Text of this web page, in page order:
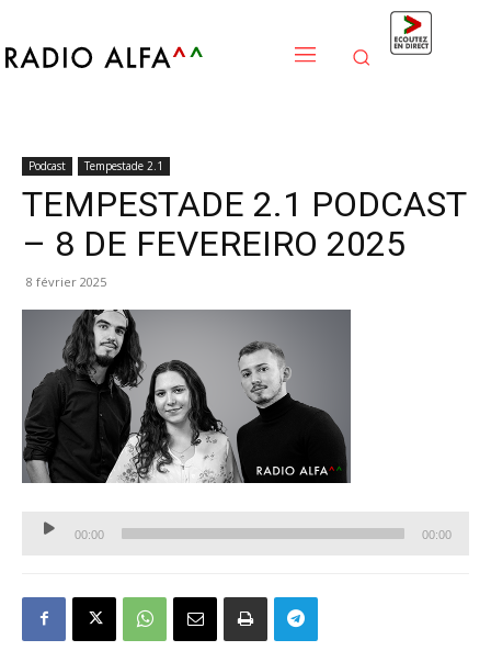
Podcast Tempestade 2.1
TEMPESTADE 2.1 PODCAST
– 8 DE FEVEREIRO 2025
8 février 2025
Lecteur
00:00 00:00